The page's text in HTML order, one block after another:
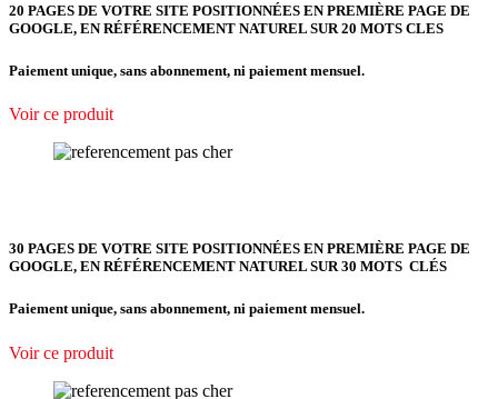
20 PAGES DE VOTRE SITE POSITIONNÉES EN PREMIÈRE PAGE DE
GOOGLE, EN RÉFÉRENCEMENT NATUREL SUR 20 MOTS CLES
Paiement unique, sans abonnement, ni paiement mensuel.
Voir ce produit
30 PAGES DE VOTRE SITE POSITIONNÉES EN PREMIÈRE PAGE DE
GOOGLE, EN RÉFÉRENCEMENT NATUREL SUR 30 MOTS CLÉS
Paiement unique, sans abonnement, ni paiement mensuel.
Voir ce produit